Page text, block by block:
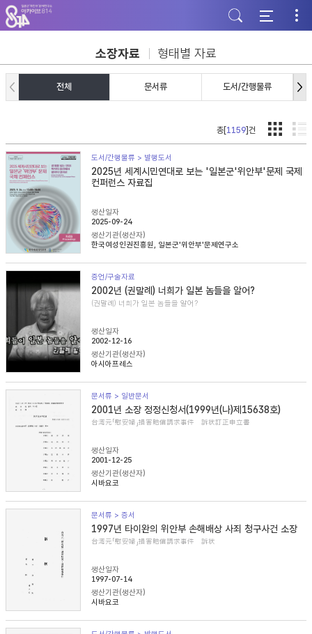
주
메
뉴
가
기
본
문
바
기
하
단
바
기
소장자료 형태별 자료
전체 문서류 도서/간행물류
총[1159]건
도서/간행물류 > 발행도서
2025년 세계시민연대로 보는 '일본군'위안부'문제 국제
컨퍼런스 자료집
생산일자
2025-09-24
생산기관(생산자)
한국여성인권진흥원, 일본군'위안부'문제연구소
증언/구술자료
2002년 (권말례) 너희가 일본 놈들을 알어?
(권말례) 너희가 일본 놈들을 알어?
생산일자
2002-12-16
생산기관(생산자)
아시아프레스
문서류 > 일반문서
2001년 소장 정정신청서(1999년(나)제15638호)
台湾元「慰安婦」損害賠償請求事件 訴状訂正申立書
생산일자
2001-12-25
생산기관(생산자)
시바요코
문서류 > 증서
1997년 타이완의 위안부 손해배상 사죄 청구사건 소장
台湾元「慰安婦」損害賠償請求事件 訴状
생산일자
1997-07-14
생산기관(생산자)
시바요코